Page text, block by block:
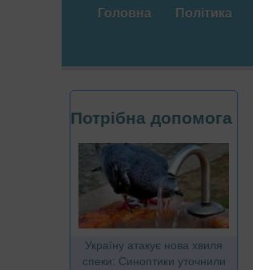
Головна Політика
Потрібна допомога
Україну атакує нова хвиля
спеки: Синоптики уточнили